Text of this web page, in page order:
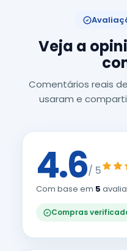
Veja a
Comentários reais
usaram e
4.6/ 5
Com base em 5
Compras